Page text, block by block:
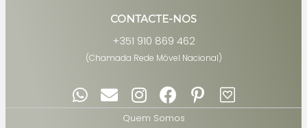
CONTACTE-NOS
+351 910 869 462
(Chamada Rede Móvel Nacional)
Quem Somos